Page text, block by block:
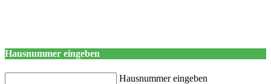
Hausnummer eingeben
Hausnummer eingeben